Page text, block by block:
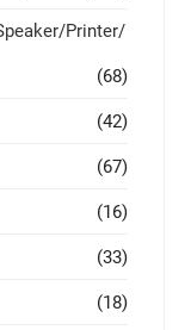
Printer/
(68)
(42)
(67)
(16)
(33)
(18)